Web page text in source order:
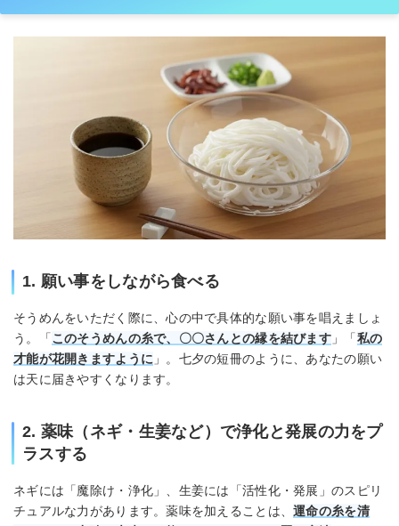
1. 願い事をしながら食べる
そうめんをいただく際に、心の中で具体的な願い事を唱えましょ
う。「このそうめんの糸で、〇〇さんとの縁を結びます 」「私の
才能が花開きますように 」。七夕の短冊のように、あなたの願い
は天に届きやすくなります。
2. 薬味（ネギ・生姜など）で浄化と発展の力をプ
ラスする
ネギには「魔除け・浄化」、生姜には「活性化・発展」のスピリ
チュアルな力があります。薬味を加えることは、運命の糸を清